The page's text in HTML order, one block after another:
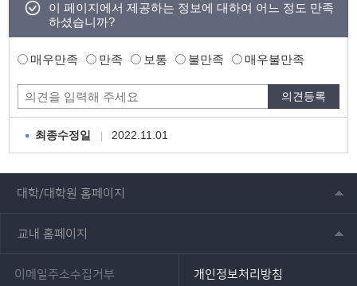
이 페이지에서 제공하는 정보에 대하여 어느 정도 만족
하셨습니까?
매우만족 만족 보통 불만족 매우불만족
최종수정일 2022.11.01
대학/대학원 홈페이지
교내 홈페이지
이메일주소수집거부 개인정보처리방침